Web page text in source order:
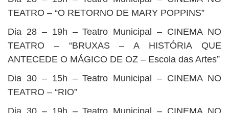
TEATRO – “O RETORNO DE MARY POPPINS”
Dia 28 – 19h – Teatro Municipal – CINEMA NO
TEATRO – “BRUXAS – A HISTÓRIA QUE
ANTECEDE O MÁGICO DE OZ – Escola das Artes”
Dia 30 – 15h – Teatro Municipal – CINEMA NO
TEATRO – “RIO”
Dia 30 – 19h – Teatro Municipal – CINEMA NO